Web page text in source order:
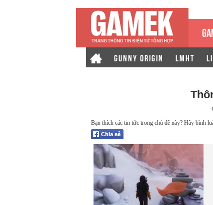
GUNNY ORIGIN LMHT
Bạn thích các tin tức trong chủ đề này? Hãy bình